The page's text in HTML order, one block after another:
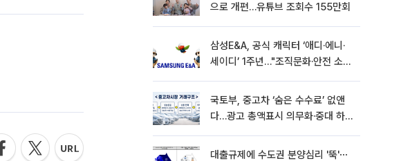
으로 개편…유튜브 조회수 155만회
삼성E&A, 공식 캐릭터 ‘애디·에니·
세이디’ 1주년…"조직문화·안전 소통
국토부, 중고차 ‘숨은 수수료’ 없앤
다…광고 총액표시 의무화·중대 하
대출규제에 수도권 분양심리 '뚝'⋯